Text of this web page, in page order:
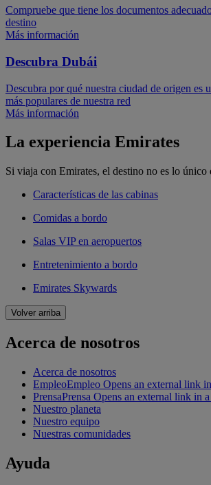
Compruebe que tiene los documentos
destino
Más información
Descubra Dubái
Descubra por qué nuestra ciudad de origen es
más populares de nuestra red
Más información
La experiencia Emirates
Si viaja con Emirates, el destino no es lo único
Características de las cabinas
Comidas a bordo
Salas VIP en aeropuertos
Entretenimiento a bordo
Emirates Skywards
Volver arriba
Acerca de nosotros
Acerca de nosotros
EmpleoEmpleo Opens an external link
PrensaPrensa Opens an external link in
Nuestro planeta
Nuestro equipo
Nuestras comunidades
Ayuda